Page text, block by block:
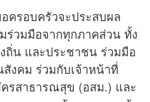
ครอบครัวจะประสบผล
ร่วมมือจากทุกภาคส่วน ทั้ง
ถิ่น และประชาชน ร่วมมือ
งคม ร่วมกับเจ้าหน้าที่
รสาธารณสุข (อสม.) และ